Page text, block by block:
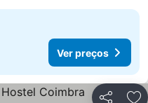
Ver preços